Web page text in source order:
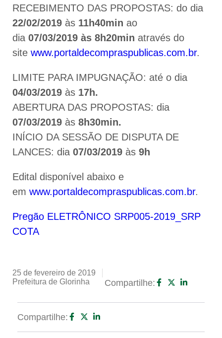
RECEBIMENTO DAS PROPOSTAS: do dia
22/02/2019 às 11h40min ao
dia 07/03/2019 às 8h20min através do
site www.portaldecompraspublicas.com.br.
LIMITE PARA IMPUGNAÇÃO: até o dia
04/03/2019 às 17h.
ABERTURA DAS PROPOSTAS: dia
07/03/2019 às 8h30min.
INÍCIO DA SESSÃO DE DISPUTA DE
LANCES: dia 07/03/2019 às 9h
Edital disponível abaixo e
em www.portaldecompraspublicas.com.br.
Pregão ELETRÔNICO SRP005-2019_SRP
COTA
25 de fevereiro de 2019
Prefeitura de Glorinha
Compartilhe:
Compartilhe: